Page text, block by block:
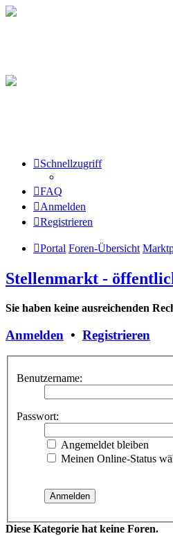
Schnellzugriff
FAQ
Anmelden
Registrieren
Portal Foren-Übersicht
Stellenmarkt -
Sie haben keine ausreichenden
Anmelden • Registrieren
Benutzername:
Passwort:
Angemeldet bleiben
Meinen Online-Status
Diese Kategorie hat keine Foren.